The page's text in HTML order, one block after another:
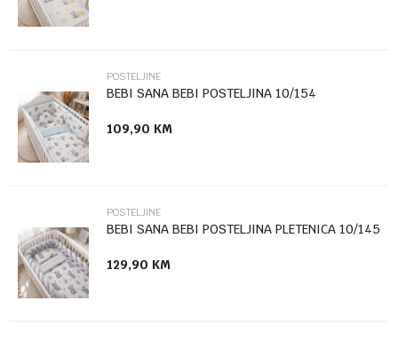
Poruka
Anti-spam zaštita - izračunajte koliko je 2 + 3 :
POSTELJINE
BEBI SANA BEBI POSTELJINA 10/154
109,90 KM
POSTELJINE
BEBI SANA BEBI POSTELJINA PLETENICA 10/145
129,90 KM